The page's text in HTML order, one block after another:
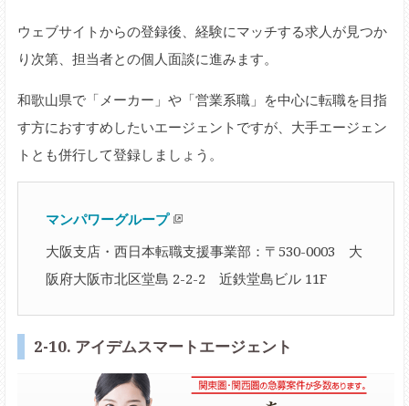
ウェブサイトからの登録後、経験にマッチする求人が見つか
り次第、担当者との個人面談に進みます。
和歌山県で「メーカー」や「営業系職」を中心に転職を目指
す方におすすめしたいエージェントですが、大手エージェン
トとも併行して登録しましょう。
マンパワーグループ
大阪支店・西日本転職支援事業部：〒530-0003 大
阪府大阪市北区堂島 2-2-2 近鉄堂島ビル 11F
2-10. アイデムスマートエージェント